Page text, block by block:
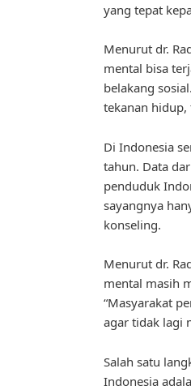
yang tepat
Menurut dr.
mental bisa
belakang
tekanan hidup,
Di Indonesia
tahun. Data
penduduk
sayangnya
konseling.
Menurut dr.
mental masih
“Masyarakat
agar tidak lagi
Salah satu
Indonesia